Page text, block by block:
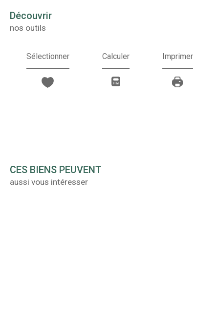
découvrir
nos outils
Sélectionner Calculer Imprimer
CES BIENS PEUVENT
aussi vous intéresser